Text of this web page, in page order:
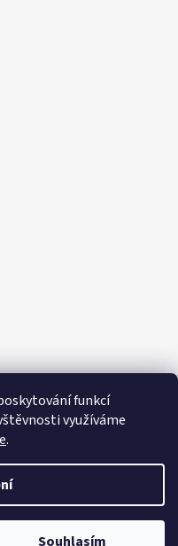
funkcí
využíváme
.
Souhlasím